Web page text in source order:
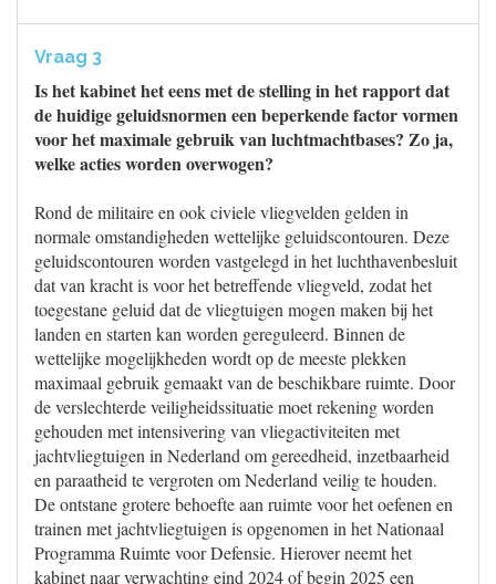
Vraag 3
Is het kabinet het eens met de stelling in het rapport dat
de huidige geluidsnormen een beperkende factor vormen
voor het maximale gebruik van luchtmachtbases? Zo ja,
welke acties worden overwogen?
Rond de militaire en ook civiele vliegvelden gelden in
normale omstandigheden wettelijke geluidscontouren. Deze
geluidscontouren worden vastgelegd in het luchthavenbesluit
dat van kracht is voor het betreffende vliegveld, zodat het
toegestane geluid dat de vliegtuigen mogen maken bij het
landen en starten kan worden gereguleerd. Binnen de
wettelijke mogelijkheden wordt op de meeste plekken
maximaal gebruik gemaakt van de beschikbare ruimte. Door
de verslechterde veiligheidssituatie moet rekening worden
gehouden met intensivering van vliegactiviteiten met
jachtvliegtuigen in Nederland om gereedheid, inzetbaarheid
en paraatheid te vergroten om Nederland veilig te houden.
De ontstane grotere behoefte aan ruimte voor het oefenen en
trainen met jachtvliegtuigen is opgenomen in het Nationaal
Programma Ruimte voor Defensie. Hierover neemt het
kabinet naar verwachting eind 2024 of begin 2025 een